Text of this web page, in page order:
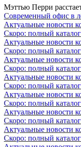
Мэттью Перри
Современный офис в
Актуальные новости
Скоро: полный
Актуальные новости
Скоро: полный
Актуальные новости
Скоро: полный
Актуальные новости
Скоро: полный
Актуальные новости
Скоро: полный
Актуальные новости
Скоро: полный
Актуальные новости
Скоро: полный